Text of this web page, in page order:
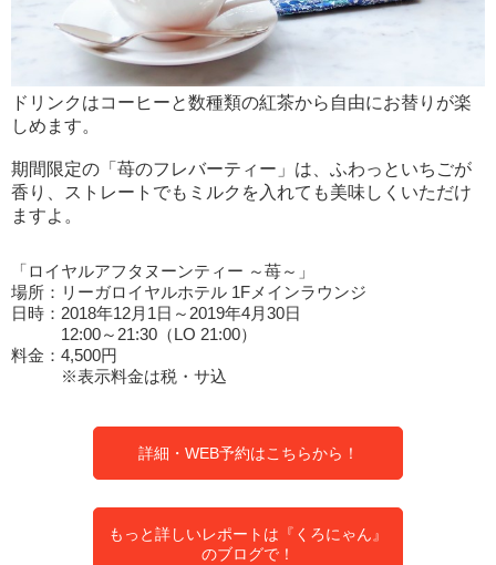
ドリンクはコーヒーと数種類の紅茶から自由にお替りが楽
しめます。
期間限定の「苺のフレバーティー」は、ふわっといちごが
香り、ストレートでもミルクを入れても美味しくいただけ
ますよ。
「ロイヤルアフタヌーンティー ～苺～」
場所：リーガロイヤルホテル 1Fメインラウンジ
日時：2018年12月1日～2019年4月30日
12:00～21:30（LO 21:00）
料金：4,500円
※表示料金は税・サ込
詳細・WEB予約はこちらから！
もっと詳しいレポートは『くろにゃん』
のブログで！